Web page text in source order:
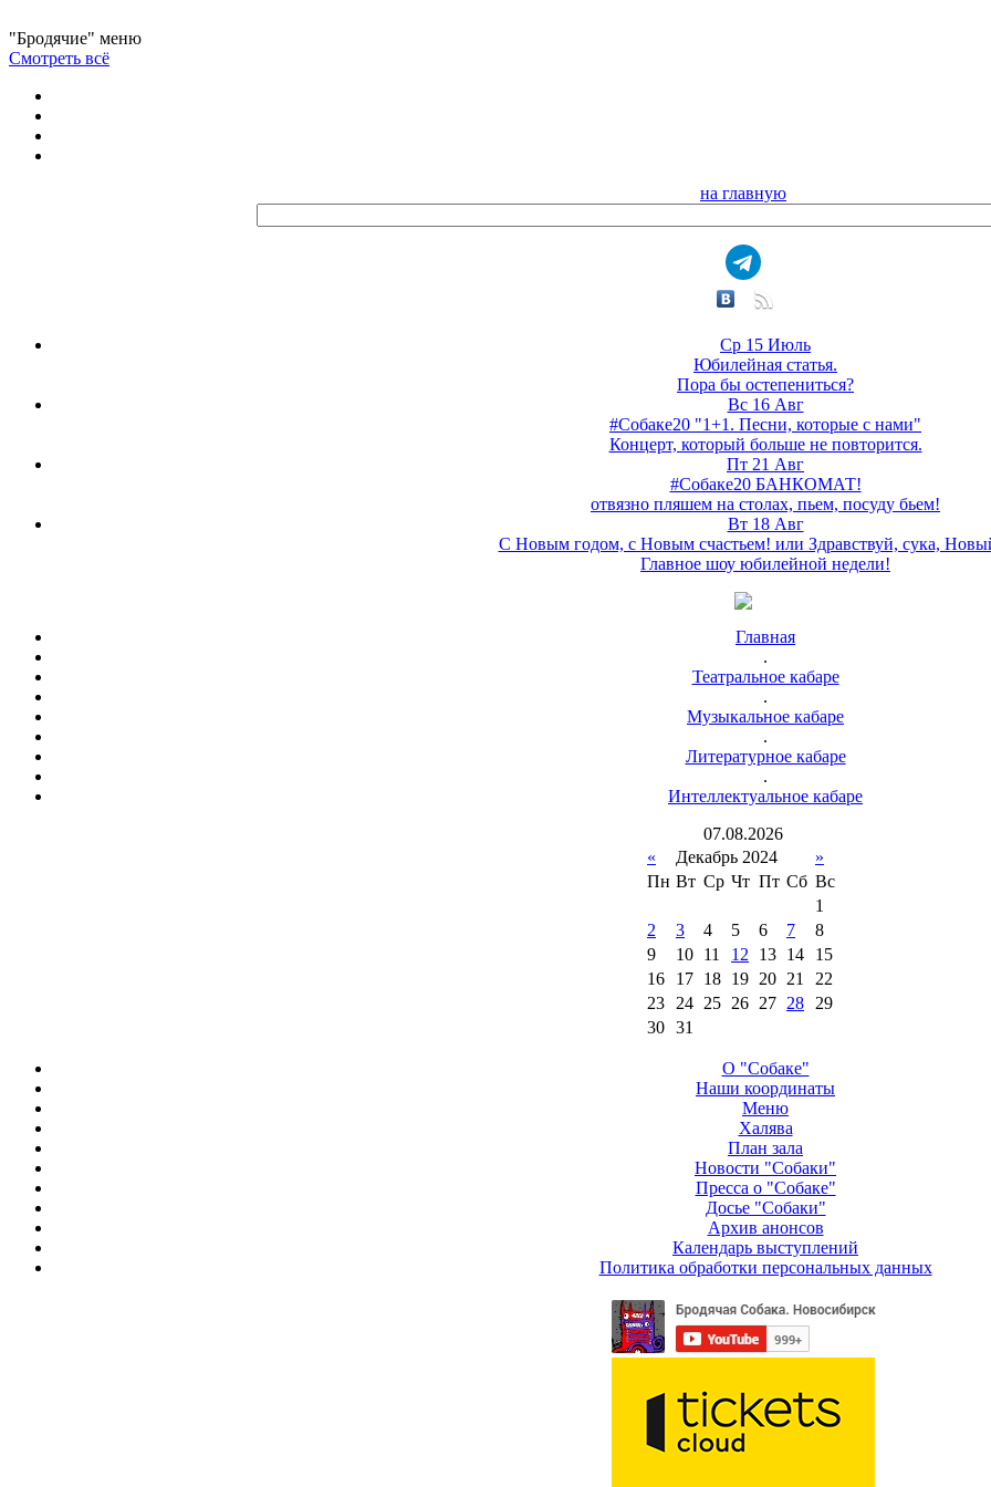
"Бродячие" меню
Смотреть всё
на главную
Ср 15 Июль
Юбилейная статья.
Пора бы остепениться?
Вс 16 Авг
#Собаке20 "1+1. Песни, которые с нами"
Концерт, который больше не повторится.
Пт 21 Авг
#Собаке20 БАНКОМАТ!
отвязно пляшем на столах, пьем, посуду бьем!
Вт 18 Авг
С Новым годом, с Новым счастьем! или Здравствуй, сука,
Главное шоу юбилейной недели!
Главная
.
Театральное кабаре
.
Музыкальное кабаре
.
Литературное кабаре
.
Интеллектуальное кабаре
07.08.2026
«
Декабрь 2024
»
Пн Вт Ср Чт Пт Сб Вс
1
2
3 4 5 6 7
8
9
10 11 12 13 14
15
16
17 18 19 20 21
22
23
24 25 26 27 28
29
30 31
О "Собаке"
Наши координаты
Меню
Халява
План зала
Новости "Собаки"
Пресса о "Собаке"
Досье "Собаки"
Архив анонсов
Календарь выступлений
Политика обработки персональных данных